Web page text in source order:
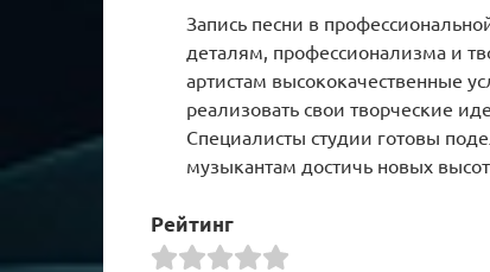
Запись песни в
деталям, профессионализма и
артистам высококачественные
реализовать свои творческие
Специалисты студии готовы
музыкантам достичь новых высот
Рейтинг